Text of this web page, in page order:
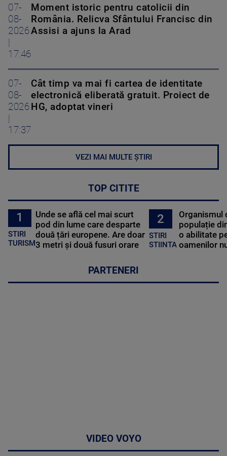
07-
08-
2026
17:46
Moment istoric pentru catolicii din
România. Relicva Sfântului Francisc din
Assisi a ajuns la Arad
07-
08-
2026
17:37
Cât timp va mai fi cartea de identitate
electronică eliberată gratuit. Proiect de
HG, adoptat vineri
VEZI MAI MULTE ȘTIRI
TOP CITITE
1
STIRI
TURISM
Unde se află cel mai scurt
pod din lume care desparte
două țări europene. Are doar
3 metri și două fusuri orare
2
STIRI
STIINTA
Organismul
populație
o abilitate
oamenilor
PARTENERI
VIDEO VOYO